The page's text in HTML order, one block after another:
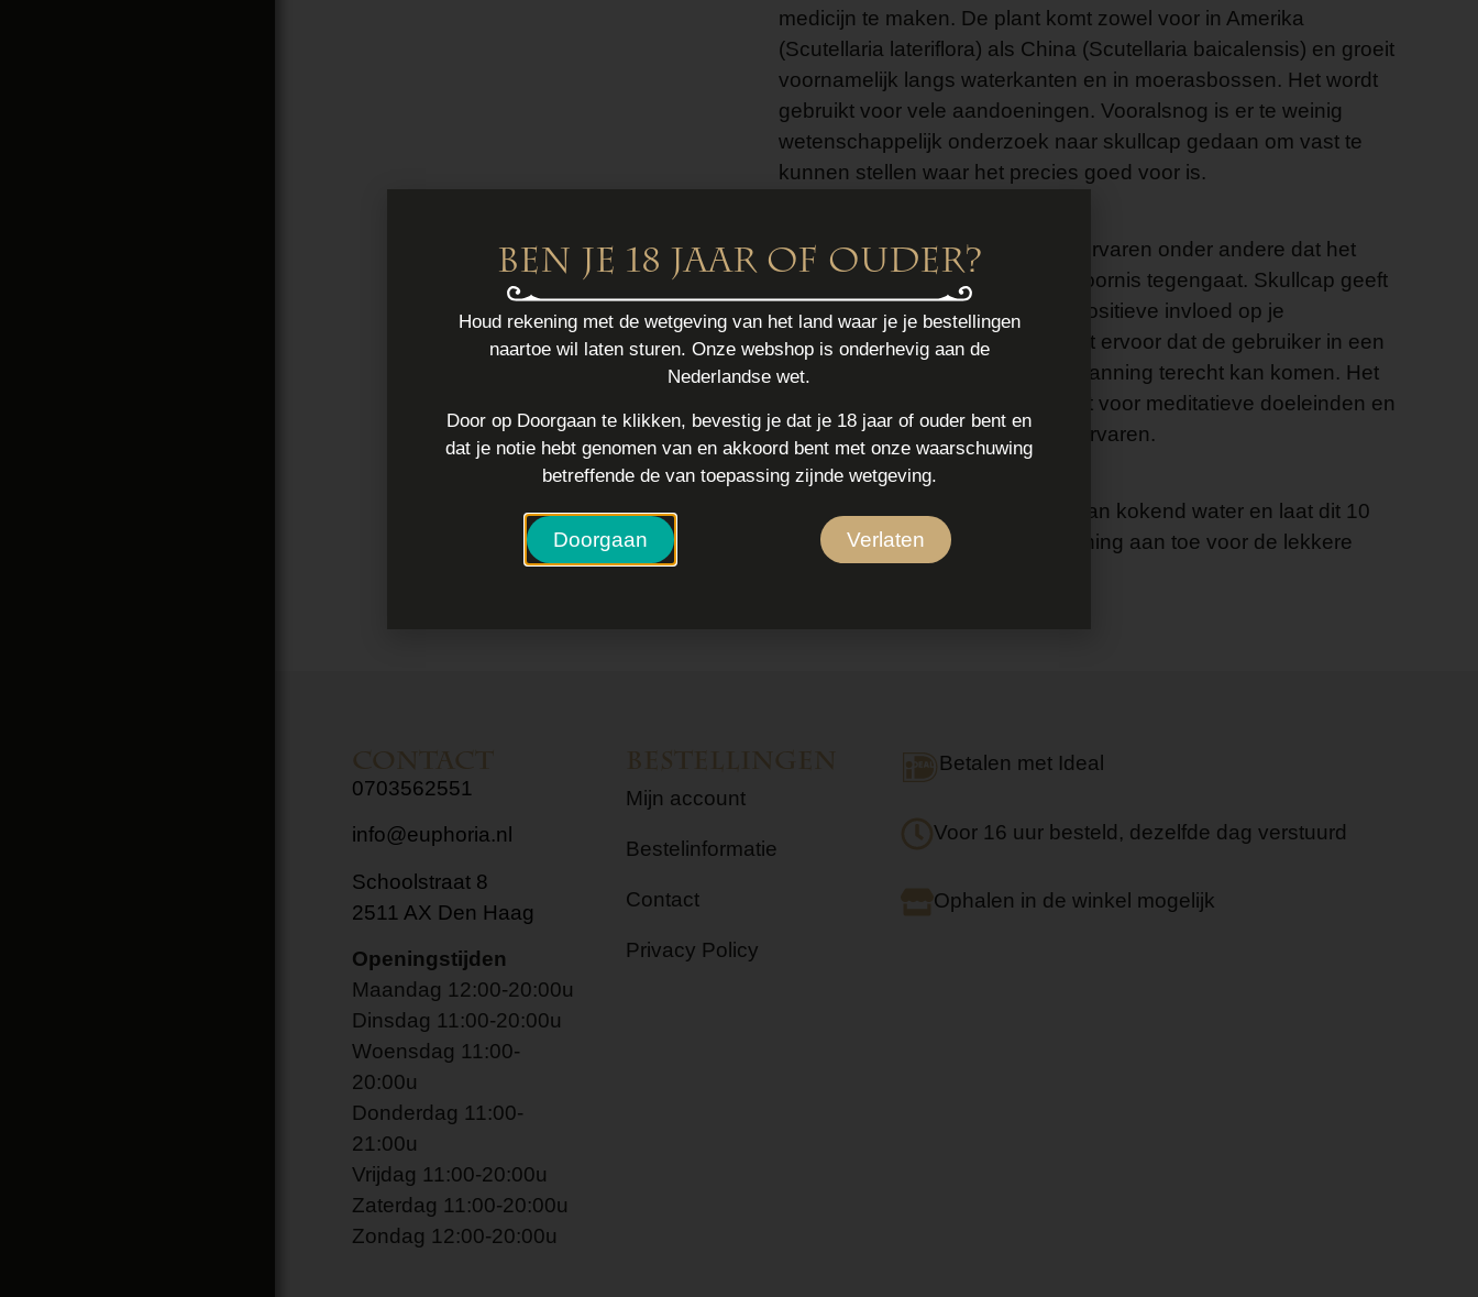
medicijn te maken. De plant komt zowel voor in Amerika
(Scutellaria lateriflora) als China (Scutellaria baicalensis) en groeit
voornamelijk langs waterkanten en in moerasbossen. Het wordt
gebruikt voor vele aandoeningen. Vooralsnog is er te weinig
wetenschappelijk onderzoek naar skullcap gedaan om vast te
kunnen stellen waar het precies goed voor is.
Gebruikers van dit paarse kruid ervaren onder andere dat het
slaaploosheid, stress en angststoornis tegengaat. Skullcap geeft
een energieboost en heeft een positieve invloed op je
gemoedstoestand. Skullcap zorgt ervoor dat de gebruiker in een
diepe en heldere staat van ontspanning terecht kan komen. Het
kruid kan perfect worden gebruikt voor meditatieve doeleinden en
voor mensen die examenangst ervaren.
Gebruik
Voeg een eetlepel skullcap toe aan kokend water en laat dit 10
minuten trekken. Voeg er wat honing aan toe voor de lekkere
Contact
0703562551
info@euphoria.nl
Schoolstraat 8
2511 AX Den Haag
Openingstijden
Maandag 12:00-20:00u
Dinsdag 11:00-20:00u
Woensdag 11:00-
20:00u
Donderdag 11:00-
21:00u
Vrijdag 11:00-20:00u
Zaterdag 11:00-20:00u
Zondag 12:00-20:00u
Bestellingen
Mijn account
Bestelinformatie
Contact
Privacy Policy
Betalen met Ideal
Voor 16 uur besteld, dezelfde dag verstuurd
Ophalen in de winkel mogelijk
Ben je 18 jaar of ouder?
Houd rekening met de wetgeving van het land waar je je bestellingen
naartoe wil laten sturen. Onze webshop is onderhevig aan de
Nederlandse wet.
Door op Doorgaan te klikken, bevestig je dat je 18 jaar of ouder bent en
dat je notie hebt genomen van en akkoord bent met onze waarschuwing
betreffende de van toepassing zijnde wetgeving.
Doorgaan Verlaten